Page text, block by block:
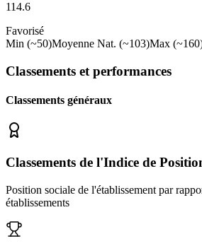
114.6
Favorisé
Min (~50)Moyenne Nat. (~103)Max
Classements et performances
Classements généraux
Classements de l'Indice de
Position sociale de l'établissement par
établissements